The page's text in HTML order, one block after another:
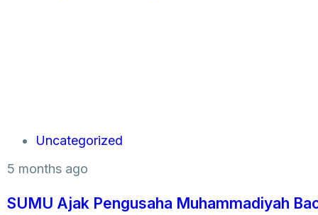
Uncategorized
5 months ago
SUMU Ajak Pengusaha Muhammadiyah